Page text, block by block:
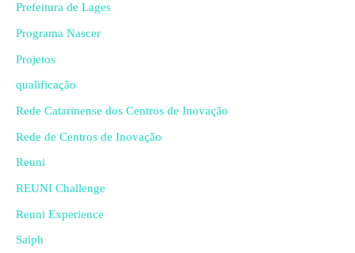
Prefeitura de Lages
Programa Nascer
Projetos
qualificação
Rede Catarinense dos Centros de Inovação
Rede de Centros de Inovação
Reuni
REUNI Challenge
Reuni Experience
Saiph